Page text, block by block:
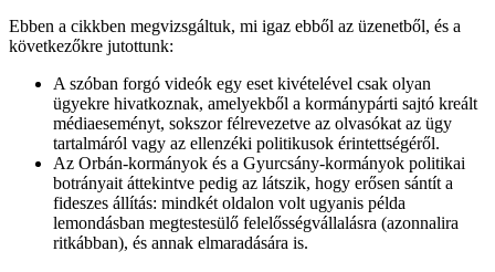
Ebben a cikkben megvizsgáltuk, mi igaz ebből az üzenetből, és a
következőkre jutottunk:
A szóban forgó videók egy eset kivételével csak olyan
ügyekre hivatkoznak, amelyekből a kormánypárti sajtó kreált
médiaeseményt, sokszor félrevezetve az olvasókat az ügy
tartalmáról vagy az ellenzéki politikusok érintettségéről.
Az Orbán-kormányok és a Gyurcsány-kormányok politikai
botrányait áttekintve pedig az látszik, hogy erősen sántít a
fideszes állítás: mindkét oldalon volt ugyanis példa
lemondásban megtestesülő felelősségvállalásra (azonnalira
ritkábban), és annak elmaradására is.